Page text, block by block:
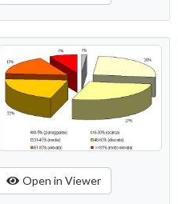
Open in Viewer